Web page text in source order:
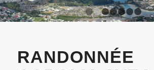
1 2
RANDONNÉE